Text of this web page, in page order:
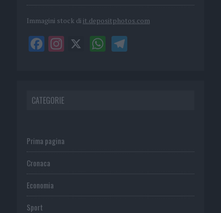
Immagini stock di it.depositphotos.com
CATEGORIE
Prima pagina
Cronaca
Economia
Sport